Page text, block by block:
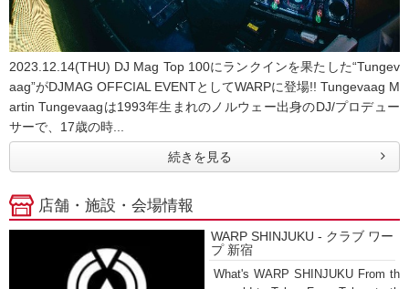
2023.12.14(THU) DJ Mag Top 100にランクインを果たした“Tungev
aag”がDJMAG OFFCIAL EVENTとしてWARPに登場!! Tungevaag M
artin Tungevaagは1993年生まれのノルウェー出身のDJ/プロデュー
サーで、17歳の時...
続きを見る
店舗・施設・会場情報
WARP SHINJUKU - クラブ ワー
プ 新宿
What's WARP SHINJUKU From th